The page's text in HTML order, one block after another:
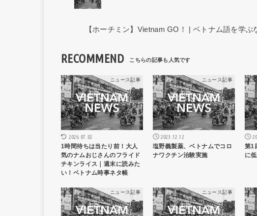
【ホーチミン】Vietnam GO！ | ベトナム語を学
RECOMMEND
ニュース記事
2026.07.02
1時間待ちは当たり前！大人
気のナムおじさんのフライド
チキンライス｜週末に読みた
い！ベトナム時事ネタ帳
ニュース記事
2023.12.12
塩野義製薬、ベトナムでコロ
ナワクチン治験実施
第1
に
ニュース記事 ニュース記事